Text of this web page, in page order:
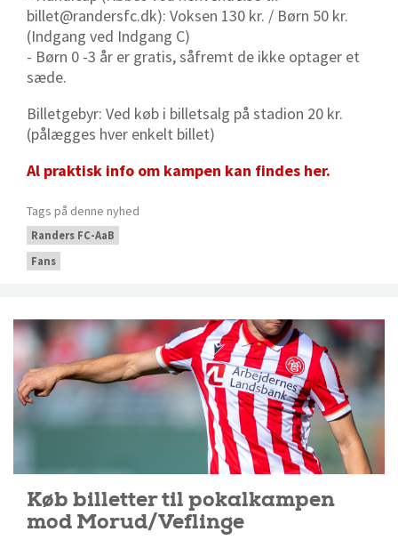
billet@randersfc.dk): Voksen 130 kr. / Børn 50 kr.
(Indgang ved Indgang C)
- Børn 0 -3 år er gratis, såfremt de ikke optager et
sæde.
Billetgebyr: Ved køb i billetsalg på stadion 20 kr.
(pålægges hver enkelt billet)
Al praktisk info om kampen kan findes her.
Tags på denne nyhed
Randers FC-AaB
Fans
Køb billetter til pokalkampen
mod Morud/Veflinge